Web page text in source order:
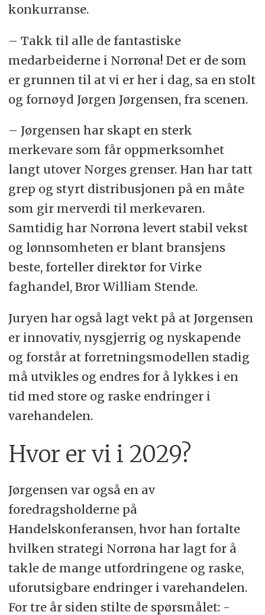
konkurranse.
– Takk til alle de fantastiske
medarbeiderne i Norrøna! Det er de som
er grunnen til at vi er her i dag, sa en stolt
og fornøyd Jørgen Jørgensen, fra scenen.
– Jørgensen har skapt en sterk
merkevare som får oppmerksomhet
langt utover Norges grenser. Han har tatt
grep og styrt distribusjonen på en måte
som gir merverdi til merkevaren.
Samtidig har Norrøna levert stabil vekst
og lønnsomheten er blant bransjens
beste, forteller direktør for Virke
faghandel, Bror William Stende.
Juryen har også lagt vekt på at Jørgensen
er innovativ, nysgjerrig og nyskapende
og forstår at forretningsmodellen stadig
må utvikles og endres for å lykkes i en
tid med store og raske endringer i
varehandelen.
Hvor er vi i 2029?
Jørgensen var også en av
foredragsholderne på
Handelskonferansen, hvor han fortalte
hvilken strategi Norrøna har lagt for å
takle de mange utfordringene og raske,
uforutsigbare endringer i varehandelen.
For tre år siden stilte de spørsmålet: -